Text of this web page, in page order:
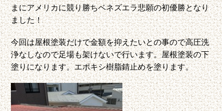
まにアメリカに競り勝ちベネズエラ悲願の初優勝となり
ました！
今回は屋根塗装だけで金額を抑えたいとの事ので高圧洗
浄なしなので足場も架けないで行います。屋根塗装の下
塗りになります。エポキシ樹脂錆止めを塗ります。